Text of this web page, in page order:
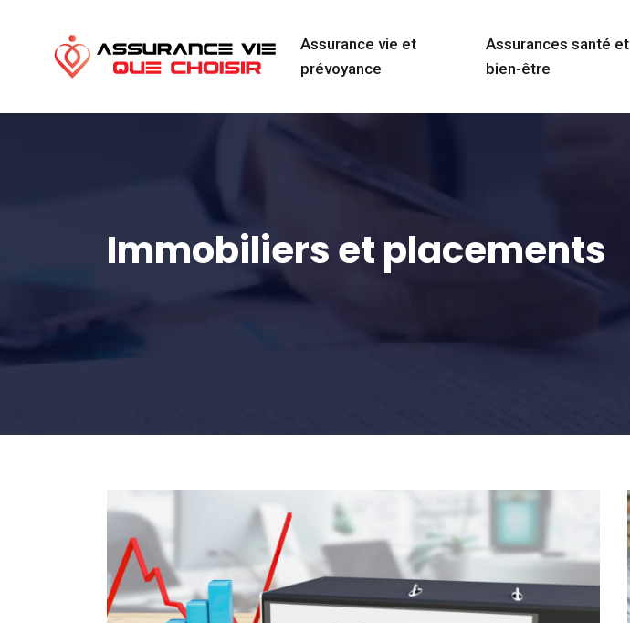
Assurance vie et
prévoyance
Assurances santé et
bien-être
Immobiliers et placements